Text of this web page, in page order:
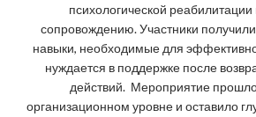
психологической
сопровождению. Участники
навыки, необходимые для
нуждается в поддержке после
действий. Мероприятие
организационном уровне и оставило